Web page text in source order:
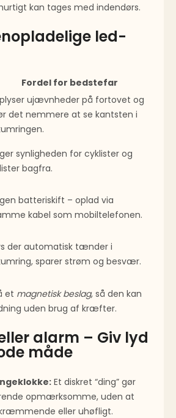
kan tages med indendørs.
led-
Fordel for bedstefar
ujævnheder på fortovet og
det nemmere at se kantsten i
synligheden for cyklister og
bagfra.
batteriskift – oplad via
kabel som mobiltelefonen.
der automatisk tænder i
sparer strøm og besvær.
et magnetisk beslag, så den kan
uden brug af kræfter.
alarm – Giv lyd
måde
Et diskret “ding” gør
opmærksomme, uden at
eller uhøfligt.